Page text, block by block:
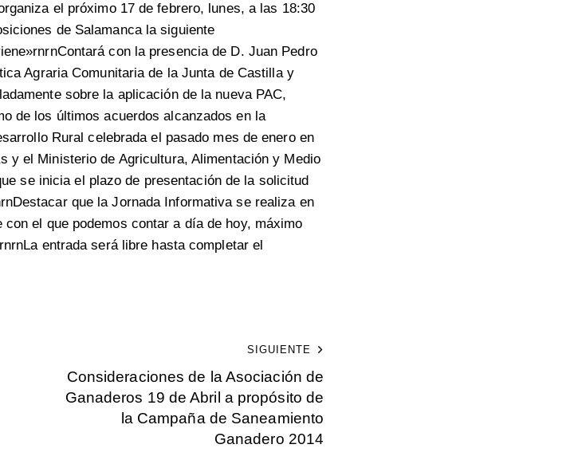
el próximo 17 de febrero, lunes, a las 18:30
de Salamanca la siguiente
con la presencia de D. Juan Pedro
Agraria Comunitaria de la Junta de Castilla y
sobre la aplicación de la nueva PAC,
de los últimos acuerdos alcanzados en la
Rural celebrada el pasado mes de enero en
y el Ministerio de Agricultura, Alimentación y Medio
se inicia el plazo de presentación de la solicitud
que la Jornada Informativa se realiza en
el que podemos contar a día de hoy, máximo
entrada será libre hasta completar el
SIGUIENTE
Consideraciones de la Asociación de
Ganaderos 19 de Abril a propósito de
la Campaña de Saneamiento
Ganadero 2014